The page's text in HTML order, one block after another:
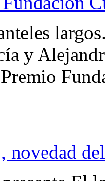
y
novedad